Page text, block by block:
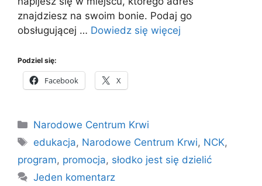
znajdziesz na swoim bonie. Podaj go
obsługującej … Dowiedz się więcej
Podziel się:
Facebook X
Kategorie
Narodowe Centrum Krwi
Tagi
edukacja, Narodowe Centrum Krwi, NCK,
program, promocja, słodko jest się dzielić
Jeden komentarz